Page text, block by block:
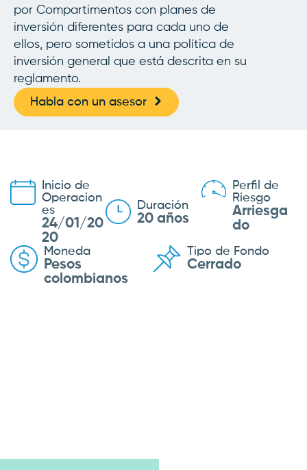
por Compartimentos con planes de
inversión diferentes para cada uno de
ellos, pero sometidos a una política de
inversión general que está descrita en su
reglamento.
Habla con un asesor
Inicio de
Operacion
es
24/01/20
20
Duración
20 años
Perfil de
Riesgo
Arriesga
do
Moneda
Pesos
colombianos
Tipo de Fondo
Cerrado